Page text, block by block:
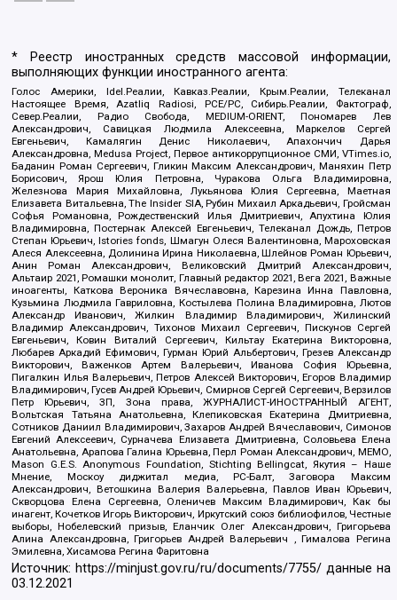
* Реестр иностранных средств массовой информации,
выполняющих функции иностранного агента:
Голос Америки, Idel.Реалии, Кавказ.Реалии, Крым.Реалии, Телеканал
Настоящее Время, Azatliq Radiosi, PCE/PC, Сибирь.Реалии, Фактограф,
Север.Реалии, Радио Свобода, MEDIUM-ORIENT, Пономарев Лев
Александрович, Савицкая Людмила Алексеевна, Маркелов Сергей
Евгеньевич, Камалягин Денис Николаевич, Апахончич Дарья
Александровна, Medusa Project, Первое антикоррупционное СМИ, VTimes.io,
Баданин Роман Сергеевич, Гликин Максим Александрович, Маняхин Петр
Борисович, Ярош Юлия Петровна, Чуракова Ольга Владимировна,
Железнова Мария Михайловна, Лукьянова Юлия Сергеевна, Маетная
Елизавета Витальевна, The Insider SIA, Рубин Михаил Аркадьевич, Гройсман
Софья Романовна, Рождественский Илья Дмитриевич, Апухтина Юлия
Владимировна, Постернак Алексей Евгеньевич, Телеканал Дождь, Петров
Степан Юрьевич, Istories fonds, Шмагун Олеся Валентиновна, Мароховская
Алеся Алексеевна, Долинина Ирина Николаевна, Шлейнов Роман Юрьевич,
Анин Роман Александрович, Великовский Дмитрий Александрович,
Альтаир 2021, Ромашки монолит, Главный редактор 2021, Вега 2021, Важные
иноагенты, Каткова Вероника Вячеславовна, Карезина Инна Павловна,
Кузьмина Людмила Гавриловна, Костылева Полина Владимировна, Лютов
Александр Иванович, Жилкин Владимир Владимирович, Жилинский
Владимир Александрович, Тихонов Михаил Сергеевич, Пискунов Сергей
Евгеньевич, Ковин Виталий Сергеевич, Кильтау Екатерина Викторовна,
Любарев Аркадий Ефимович, Гурман Юрий Альбертович, Грезев Александр
Викторович, Важенков Артем Валерьевич, Иванова София Юрьевна,
Пигалкин Илья Валерьевич, Петров Алексей Викторович, Егоров Владимир
Владимирович, Гусев Андрей Юрьевич, Смирнов Сергей Сергеевич, Верзилов
Петр Юрьевич, ЗП, Зона права, ЖУРНАЛИСТ-ИНОСТРАННЫЙ АГЕНТ,
Вольтская Татьяна Анатольевна, Клепиковская Екатерина Дмитриевна,
Сотников Даниил Владимирович, Захаров Андрей Вячеславович, Симонов
Евгений Алексеевич, Сурначева Елизавета Дмитриевна, Соловьева Елена
Анатольевна, Арапова Галина Юрьевна, Перл Роман Александрович, МЕМО,
Mason G.E.S. Anonymous Foundation, Stichting Bellingcat, Якутия – Наше
Мнение, Москоу диджитал медиа, РС-Балт, Заговора Максим
Александрович, Ветошкина Валерия Валерьевна, Павлов Иван Юрьевич,
Скворцова Елена Сергеевна, Оленичев Максим Владимирович, Как бы
инагент, Кочетков Игорь Викторович, Иркутский союз библиофилов, Честные
выборы, Нобелевский призыв, Еланчик Олег Александрович, Григорьева
Алина Александровна, Григорьев Андрей Валерьевич , Гималова Регина
Эмилевна, Хисамова Регина Фаритовна
Источник: https://minjust.gov.ru/ru/documents/7755/ данные на
03.12.2021